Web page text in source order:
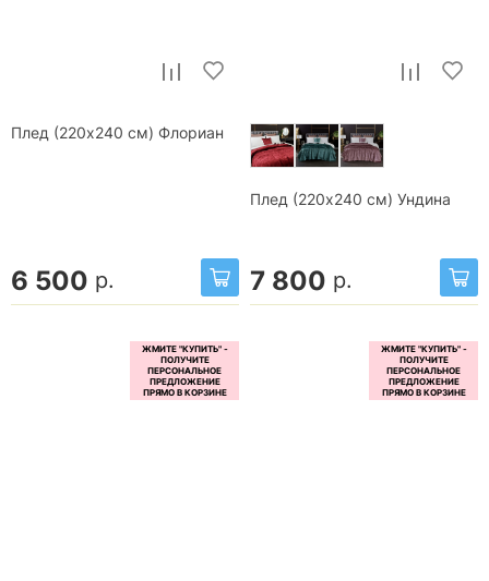
Плед (220x240 см) Флориан
6 500 р.
Плед (220x240 см) Ундина
7 800 р.